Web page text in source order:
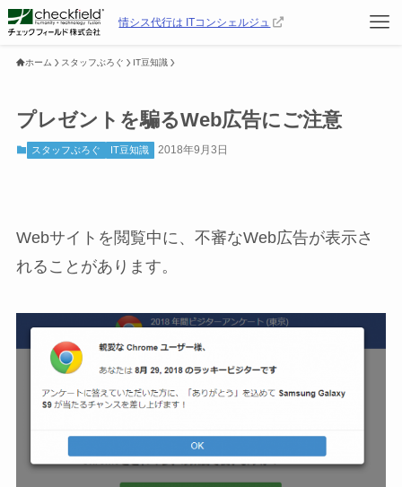
情シス代行は ITコンシェルジュ
ホーム スタッフぶろぐ IT豆知識
プレゼントを騙るWeb広告にご注意
スタッフぶろぐ IT豆知識 2018年9月3日
Webサイトを閲覧中に、不審なWeb広告が表示さ
れることがあります。